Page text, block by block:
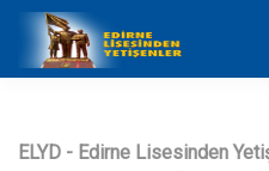
ELYD - Edirne Lisesinden